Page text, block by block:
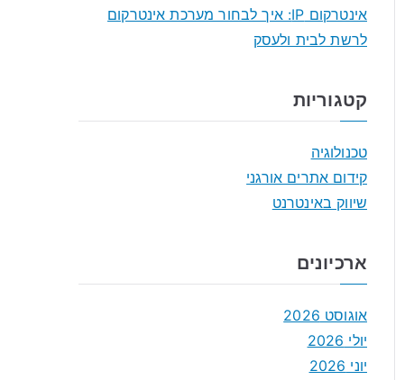
אינטרקום IP: איך לבחור מערכת אינטרקום
לרשת לבית ולעסק
קטגוריות
טכנולוגיה
קידום אתרים אורגני
שיווק באינטרנט
ארכיונים
אוגוסט 2026
יולי 2026
יוני 2026